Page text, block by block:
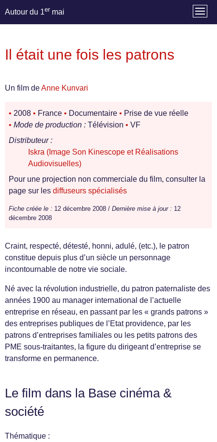
Autour du 1er mai
Il était une fois les patrons
Un film deAnne Kunvari
• 2008 • France • Documentaire • Prise de vue réelle
• Mode de production : Télévision • VF
Distributeur :
Iskra (Image Son Kinescope et Réalisations
Audiovisuelles)
Pour une projection non commerciale du film, consulter la
page sur les diffuseurs spécialisés
Fiche créée le : 12 décembre 2008 / Dernière mise à jour : 12
décembre 2008
Craint, respecté, détesté, honni, adulé, (etc.), le patron
constitue depuis plus d’un siècle un personnage
incontournable de notre vie sociale.
Né avec la révolution industrielle, du patron paternaliste des
années 1900 au manager international de l’actuelle
entreprise en réseau, en passant par les « grands patrons »
des entreprises publiques de l’Etat providence, par les
patrons d’entreprises familiales ou les petits patrons des
PME sous-traitantes, la figure du dirigeant d’entreprise se
transforme en permanence.
Le film dans la Base cinéma &
société
Thématique :